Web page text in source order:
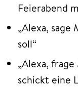
Feierabend
„Alexa, sage
soll“
„Alexa,
schickt eine